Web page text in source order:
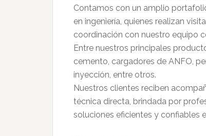
Contamos con un amplio
en ingeniería, quienes realizan
coordinación con nuestro equipo
Entre nuestros principales
cemento, cargadores de ANFO,
inyección, entre otros.
Nuestros clientes reciben
técnica directa, brindada por
soluciones eficientes y confiables